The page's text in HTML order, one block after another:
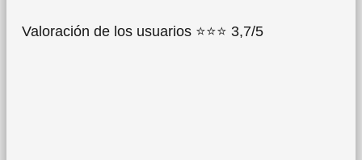
Valoración de los usuarios ⭐⭐⭐ 3,7/5